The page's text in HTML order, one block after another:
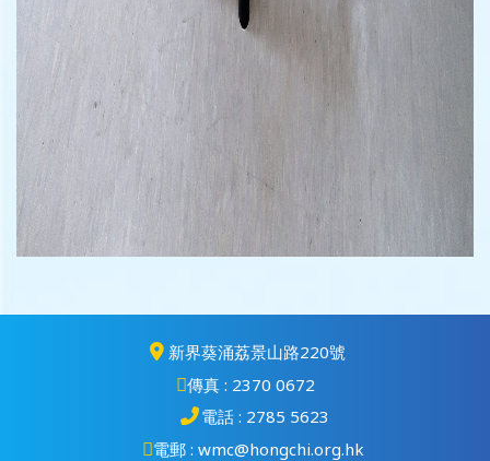
新界葵涌荔景山路220號
傳真 : 2370 0672
電話 : 2785 5623
電郵 : wmc@hongchi.org.hk